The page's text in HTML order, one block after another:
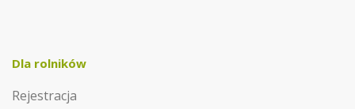
Dla rolników
Rejestracja